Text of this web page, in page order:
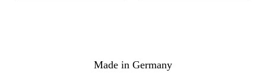
Made in Germany